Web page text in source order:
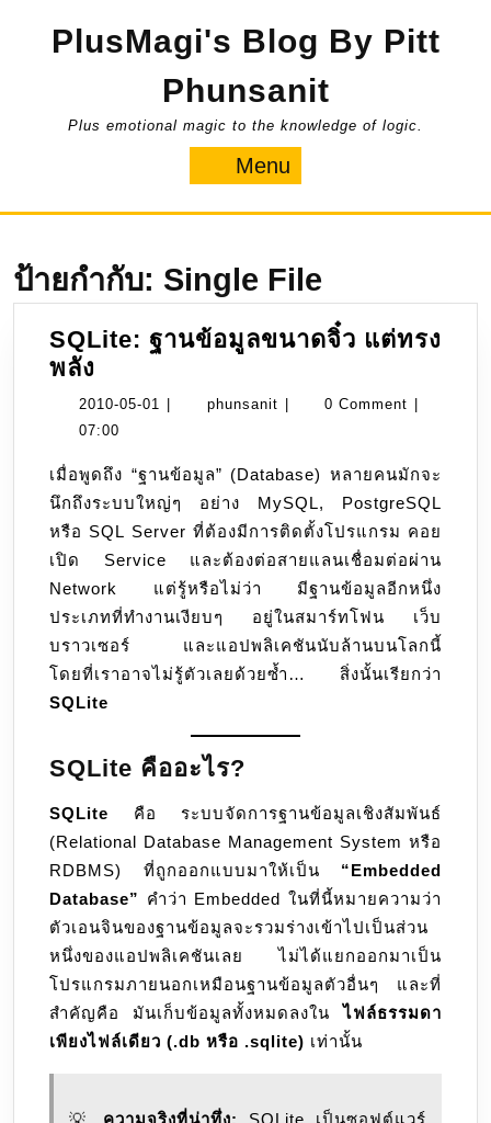
PlusMagi's Blog By Pitt
Phunsanit
Plus emotional magic to the knowledge of logic.
Menu
ป้ายกำกับ: Single File
SQLite: ฐานข้อมูลขนาดจิ๋ว แต่ทรง
พลัง
ฐาน
ข้อมูล
จิ๋ว
แต่
ทรง
พลัง
2010-05-01 2010- phunsanit phunsanit0 Comment
07:00
เมื่อพูดถึง “ฐานข้อมูล” (Database) หลายคนมักจะ
นึกถึงระบบใหญ่ๆ อย่าง MySQL, PostgreSQL
หรือ SQL Server ที่ต้องมีการติดตั้งโปรแกรม คอย
เปิด Service และต้องต่อสายแลนเชื่อมต่อผ่าน
Network แต่รู้หรือไม่ว่า มีฐานข้อมูลอีกหนึ่ง
ประเภทที่ทำงานเงียบๆ อยู่ในสมาร์ทโฟน เว็บ
บราวเซอร์ และแอปพลิเคชันนับล้านบนโลกนี้
โดยที่เราอาจไม่รู้ตัวเลยด้วยซ้ำ… สิ่งนั้นเรียกว่า
SQLite
SQLite คืออะไร?
SQLite คือ ระบบจัดการฐานข้อมูลเชิงสัมพันธ์
(Relational Database Management System หรือ
RDBMS) ที่ถูกออกแบบมาให้เป็น “Embedded
Database” คำว่า Embedded ในที่นี้หมายความว่า
ตัวเอนจินของฐานข้อมูลจะรวมร่างเข้าไปเป็นส่วน
หนึ่งของแอปพลิเคชันเลย ไม่ได้แยกออกมาเป็น
โปรแกรมภายนอกเหมือนฐานข้อมูลตัวอื่นๆ และที่
สำคัญคือ มันเก็บข้อมูลทั้งหมดลงในไฟล์ธรรมดา
เพียงไฟล์เดียว (.db หรือ .sqlite) เท่านั้น